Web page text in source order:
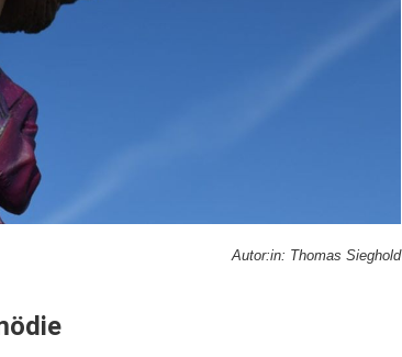
Autor:in: Thomas Sieghold